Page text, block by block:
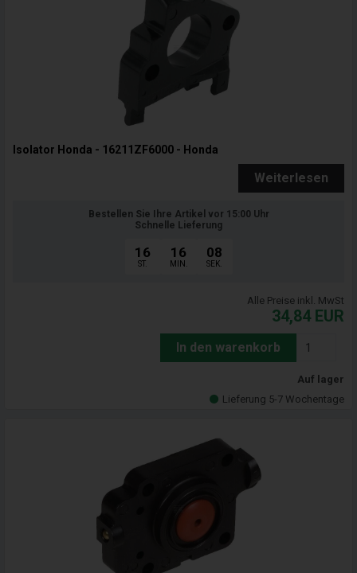
Isolator Honda - 16211ZF6000 - Honda
Weiterlesen
Bestellen Sie Ihre Artikel vor 15:00 Uhr
Schnelle Lieferung
16
ST.
16
MIN.
07
SEK.
Alle Preise inkl. MwSt
34,84 EUR
In den warenkorb
Auf lager
Lieferung 5-7 Wochentage